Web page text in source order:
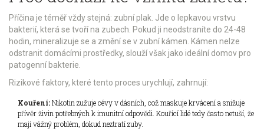
Příčina je téměř vždy stejná: zubní plak . Jde o lepkavou vrstvu
bakterií, která se tvoří na zubech. Pokud ji neodstraníte do 24-48
hodin, mineralizuje se a změní se v zubní kámen . Kámen nelze
odstranit domácími prostředky, slouží však jako ideální domov pro
patogenní bakterie.
Rizikové faktory, které tento proces urychlují, zahrnují:
Kouření:Nikotin zužuje cévy v dásních, což maskuje krvácení a snižuje
přívěr živin potřebných k imunitní odpovědi. Kouřící lidé tedy často netuší, že
mají vážný problém, dokud neztratí zuby.